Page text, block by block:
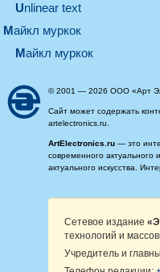
Unlinear text
майкл муркок
майкл муркок
© 2001 — 2026 ООО «Арт
Сайт может содержать
artelectronics.ru.
ArtElectronics.ru — это
современного
актуального искусства.
Сетевое издание
технологий и
Учредитель и